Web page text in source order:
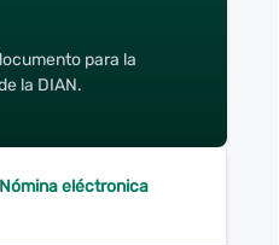
para la
la DIAN.
eléctronica